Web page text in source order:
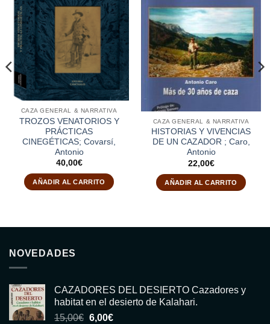
CAZA GENERAL & NARRATIVA
TROZOS VENATORIOS Y
PRÁCTICAS
CINEGÉTICAS; Covarsí,
Antonio
40,00€
AÑADIR AL CARRITO
CAZA GENERAL & NARRATIVA
HISTORIAS Y VIVENCIAS
DE UN CAZADOR ; Caro,
Antonio
22,00€
AÑADIR AL CARRITO
NOVEDADES
CAZADORES DEL DESIERTO Cazadores y
habitat en el desierto de Kalahari.
15,00€ El
6,00€El